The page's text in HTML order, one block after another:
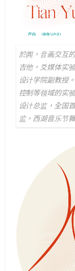
於阗，⾳画交互
吉他，爻媒体实
设计学院副教授
控制等领域的实
设计总监，全国
监，西湖音乐节